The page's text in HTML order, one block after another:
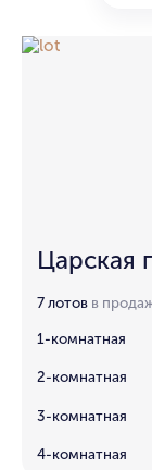
Царская
7 лотов в
1-комнатная
2-комнатная
3-комнатная
4-комнатная